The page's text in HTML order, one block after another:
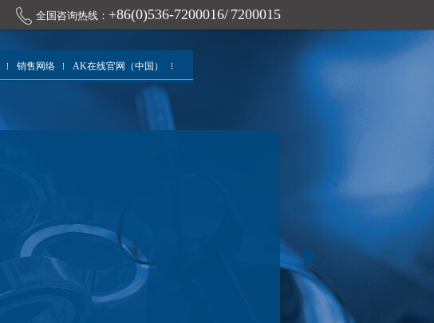
全国咨询热线： +86(0)536-7200016/ 7200015
销售网络 AK在线官网（中国）